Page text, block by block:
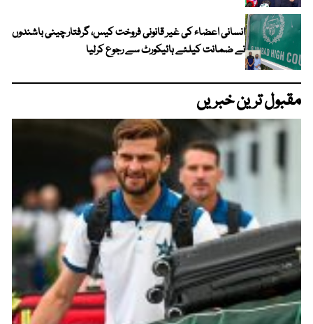
انسانی اعضاء کی غیر قانونی فروخت کیس، گرفتار چینی باشندوں
نے ضمانت کیلئے ہائیکورٹ سے رجوع کرلیا
مقبول ترین خبریں